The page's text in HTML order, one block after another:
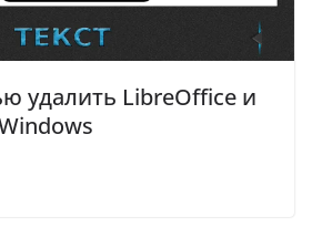
удалить LibreOffice и